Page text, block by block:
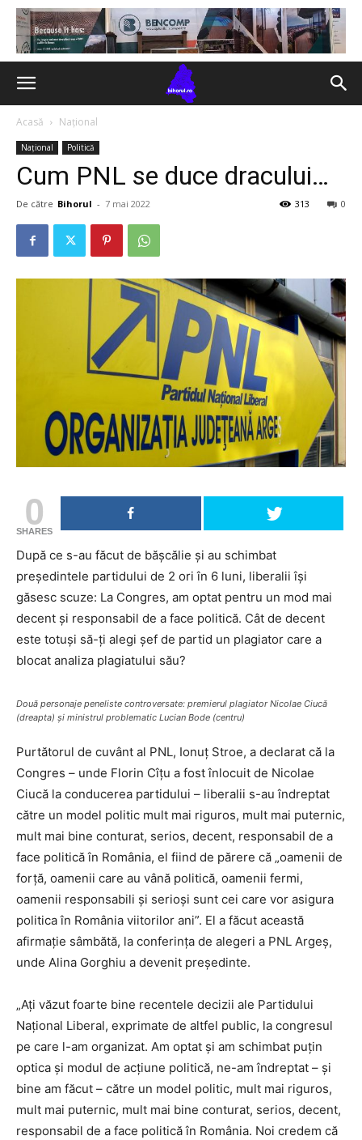
Acasă Național
Național Politică
Cum PNL se duce dracului…
De către Bihorul - 7 mai 2022 0
313
0
SHARES
După ce s-au făcut de bășcălie și au schimbat
președintele partidului de 2 ori în 6 luni, liberalii își
găsesc scuze: La Congres, am optat pentru un mod mai
decent şi responsabil de a face politică. Cât de decent
este totuși să-ți alegi șef de partid un plagiator care a
blocat analiza plagiatului său?
Două personaje peneliste controversate: premierul plagiator Nicolae Ciucă
(dreapta) și ministrul problematic Lucian Bode (centru)
Purtătorul de cuvânt al PNL, Ionuţ Stroe, a declarat că la
Congres – unde Florin Cîţu a fost înlocuit de Nicolae
Ciucă la conducerea partidului – liberalii s-au îndreptat
către un model politic mult mai riguros, mult mai puternic,
mult mai bine conturat, serios, decent, responsabil de a
face politică în România, el fiind de părere că „oamenii de
forţă, oamenii care au vână politică, oamenii fermi,
oamenii responsabili şi serioşi sunt cei care vor asigura
politica în România viitorilor ani”. El a făcut această
afirmaţie sâmbătă, la conferinţa de alegeri a PNL Argeş,
unde Alina Gorghiu a devenit președinte.
„Aţi văzut foarte bine recentele decizii ale Partidului
Naţional Liberal, exprimate de altfel public, la congresul
pe care l-am organizat. Am optat şi am schimbat puţin
optica şi modul de acţiune politică, ne-am îndreptat – şi
bine am făcut – către un model politic, mult mai riguros,
mult mai puternic, mult mai bine conturat, serios, decent,
responsabil de a face politică în România. Noi credem că